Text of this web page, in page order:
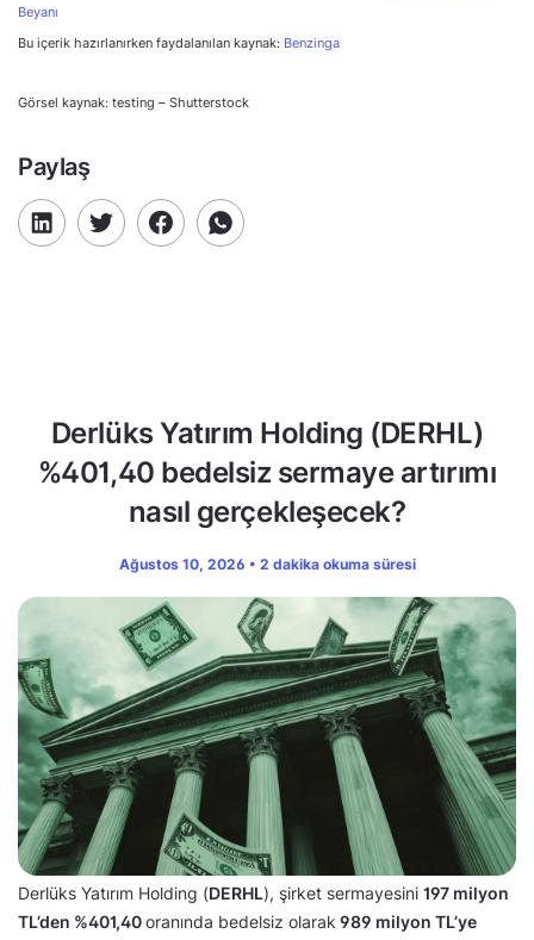
Beyanı
Bu içerik hazırlanırken faydalanılan kaynak: Benzinga
Görsel kaynak: testing – Shutterstock
Paylaş
Derlüks Yatırım Holding (DERHL)
%401,40 bedelsiz sermaye artırımı
nasıl gerçekleşecek?
Ağustos 10, 2026 • 2 dakika okuma süresi
Derlüks Yatırım Holding (DERHL), şirket sermayesini 197 milyon
TL’den %401,40oranında bedelsiz olarak 989 milyon TL’ye